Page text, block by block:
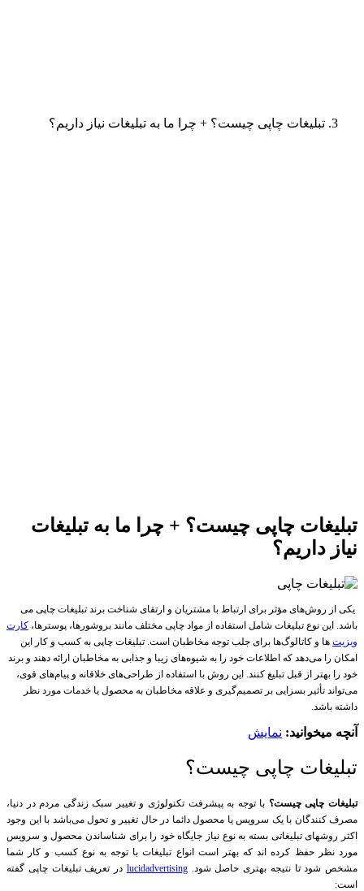
تبلیغات چاپی چیست؟ + چرا ما به تبلیغات نیاز داریم؟
تبلیغات چاپی چیست؟ + چرا ما به تبلیغات
نیاز داریم؟
یکی از روش‌های مؤثر برای ارتباط با مشتریان و ارتقای شناخت برند تبلیغات چاپی می
باشد. این نوع تبلیغات شامل استفاده از مواد چاپی مختلف مانند بروشورها، پوسترها، کارت
ویزیت ها و کاتالوگ‌ها برای جلب توجه مخاطبان است. تبلیغات چاپی به کسب و کار این
امکان را می‌دهد که اطلاعات خود را به شیوه‌های زیبا و جذابی به مخاطبان ارائه دهند و برند
خود را بهتر از قبل تبلیغ کنند. این روش با استفاده از طراحی‌های خلاقانه و پیام‌های قوی،
می‌تواند تأثیر بسزایی بر تصمیم‌گیری و علاقه مخاطبان به محصول یا خدمات مورد نظر
داشته باشد.
آنچه میخوانید: نمایش
تبلیغات چاپی چیست؟
تبلیغات چاپی چیست؟ با توجه به پیشرفت تکنولوژی و تغییر سبک زندگی مردم در دنیا،
مصرف کنندگان با یک سرویس یا محصول دائما در حال تغییر و تحول می‌باشد با این وجود
اکثر روشهای تبلیغاتی بسته به نوع نیاز جایگاه خود را برای شناساندن محصول و سرویس
مورد نظر حفظ کرده اند که بهتر است انواع تبلیغات با توجه به نوع کسب و کار شما
مشخص شود تا نتیجه بهتری حاصل شود.lucidadvertising در تعریف تبلیغات چاپی گفته
است: